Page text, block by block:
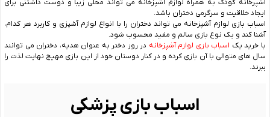
آشپرخانه کودک به همراه لوازم آشپزخانه می تواند محلی زیبا و دوست داشتنی برای
ایجاد خلاقیت و سرگرمی دختران باشد.
اسباب بازی لوازم آشپزخانه می تواند دختران را با انواع لوازم آشپزی و کاربرد هر کدام،
آشنا کند و یک نوع بازی سالم و مفید محسوب شود.
با خرید یک اسباب بازی لوازم آشپزخانه در روز دختر به عنوان هدیه، دختران می توانند
سال های متوالی با آن بازی کرده و در کنار دوستان خود از این بازی مهیج نهایت لذت را
ببرند.
اسباب بازی پزشکی